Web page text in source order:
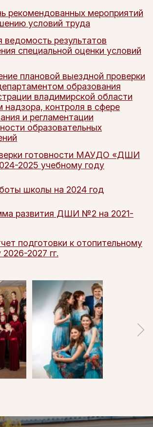
рекомендованных мероприятий
условий труда
ведомость результатов
специальной оценки условий
плановой выездной проверки
образования
владимирской области
надзора, контроля в сфере
и регламентации
образовательных
готовности МАУДО «ДШИ
2025 учебному году
школы на 2024 год
развития ДШИ №2 на 2021-
подготовки к отопительному
2027 гг.